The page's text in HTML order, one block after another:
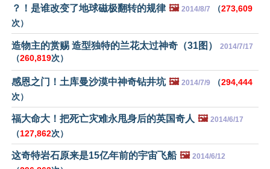
？！是谁改变了地球磁极翻转的规律 🖼️ 2014/8/7 （273,609
次）
造物主的赏赐 造型独特的兰花太过神奇（31图） 2014/7/17
（260,819次）
感恩之门！土库曼沙漠中神奇钻井坑 🖼️ 2014/7/9 （294,444
次）
福大命大！把死亡灾难永甩身后的英国奇人 🖼️ 2014/6/17
（127,862次）
这奇特岩石原来是15亿年前的宇宙飞船 🖼️ 2014/6/12